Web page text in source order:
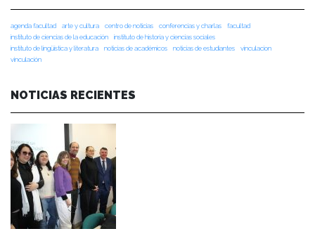
agenda facultad arte y cultura centro de noticias conferencias y charlas
facultad
instituto de ciencias de la educación
instituto de historia y ciencias sociales
instituto de lingüística y literatura
noticias de académicos noticias de estudiantes
vinculacion
vinculación
NOTICIAS RECIENTES